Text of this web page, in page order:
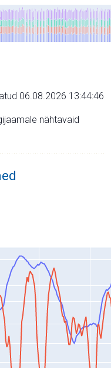
06.08.2026 13:44:46
nähtavaid